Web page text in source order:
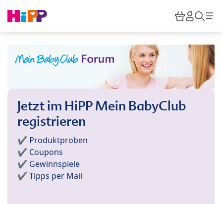
HiPP
Jetzt im HiPP Mein BabyClub
registrieren
✔️ Produktproben
✔️ Coupons
✔️ Gewinnspiele
✔️ Tipps per Mail